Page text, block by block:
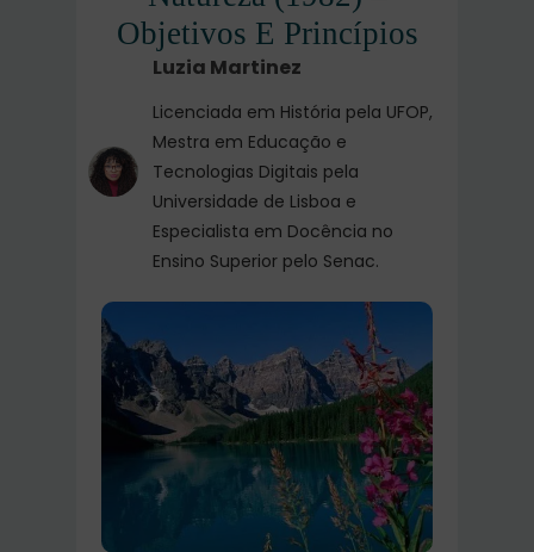
Objetivos E Princípios
Luzia Martinez
Licenciada em História pela UFOP,
Mestra em Educação e
Tecnologias Digitais pela
Universidade de Lisboa e
Especialista em Docência no
Ensino Superior pelo Senac.